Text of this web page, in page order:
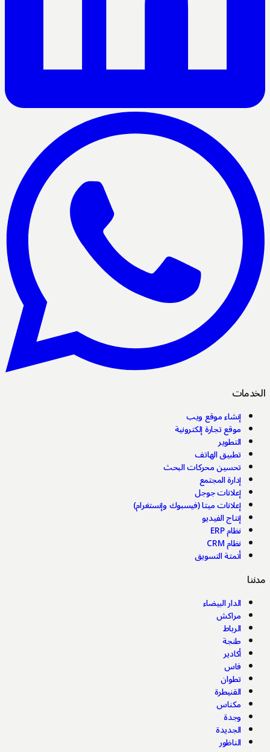
الخدمات
إنشاء موقع ويب
موقع تجارة إلكترونية
التطوير
تطبيق الهاتف
تحسين محركات البحث
إدارة المجتمع
إعلانات جوجل
إعلانات ميتا (فيسبوك وإنستغرام)
إنتاج الفيديو
نظام ERP
نظام CRM
أتمتة التسويق
مدننا
الدار البيضاء
مراكش
الرباط
طنجة
أكادير
فاس
تطوان
القنيطرة
مكناس
وجدة
الجديدة
الناظور